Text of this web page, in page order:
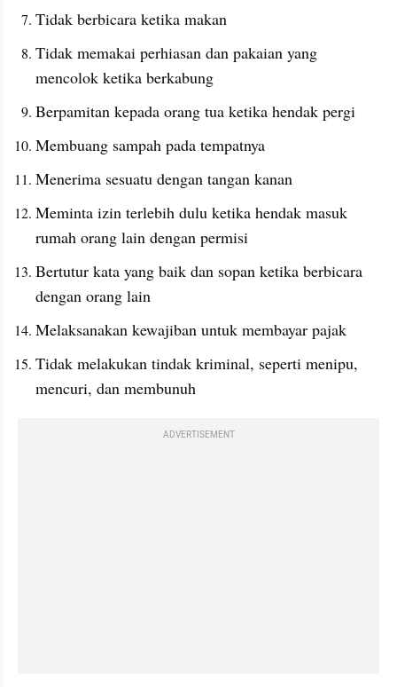
Tidak berbicara ketika makan
Tidak memakai perhiasan dan pakaian yang
mencolok ketika berkabung
Berpamitan kepada orang tua ketika hendak pergi
Membuang sampah pada tempatnya
Menerima sesuatu dengan tangan kanan
Meminta izin terlebih dulu ketika hendak masuk
rumah orang lain dengan permisi
Bertutur kata yang baik dan sopan ketika berbicara
dengan orang lain
Melaksanakan kewajiban untuk membayar pajak
Tidak melakukan tindak kriminal, seperti menipu,
mencuri, dan membunuh
ADVERTISEMENT